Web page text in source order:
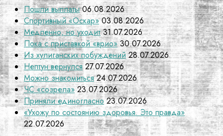
Пошли выплаты 06.08.2026
Спортивный «Оскар» 03.08.2026
Медленно, но уходит 31.07.2026
Пока с приставкой «врио» 30.07.2026
Из хулиганских побуждений 28.07.2026
Нептун вернулся 27.07.2026
Можно знакомиться 24.07.2026
ЧС «созрела» 23.07.2026
Приняли единогласно 23.07.2026
«Ухожу по состоянию здоровья. Это правда»
22.07.2026